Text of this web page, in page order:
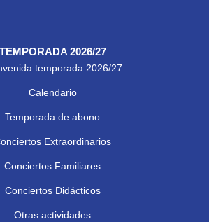
TEMPORADA 2026/27
temporada 2026/27
Calendario
Temporada de abono
Extraordinarios
Conciertos Familiares
Conciertos Didácticos
Otras actividades